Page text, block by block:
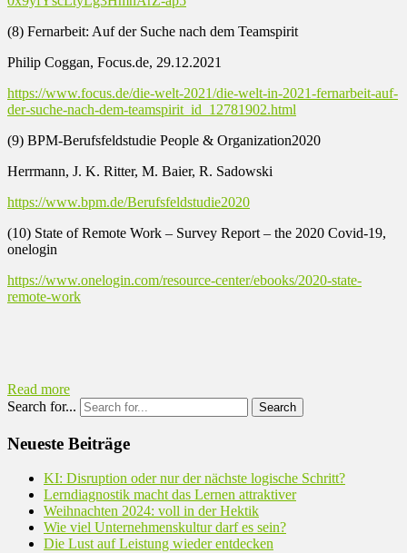
(8) Fernarbeit: Auf der Suche nach dem Teamspirit
Philip Coggan, Focus.de, 29.12.2021
https://www.focus.de/die-welt-2021/die-welt-in-2021-fernarbeit-auf-
der-suche-nach-dem-teamspirit_id_12781902.html
(9) BPM-Berufsfeldstudie People & Organization2020
Herrmann, J. K. Ritter, M. Baier, R. Sadowski
https://www.bpm.de/Berufsfeldstudie2020
(10) State of Remote Work – Survey Report – the 2020 Covid-19,
onelogin
https://www.onelogin.com/resource-center/ebooks/2020-state-
remote-work
Read more
Search for...
Neueste Beiträge
KI: Disruption oder nur der nächste logische Schritt?
Lerndiagnostik macht das Lernen attraktiver
Weihnachten 2024: voll in der Hektik
Wie viel Unternehmenskultur darf es sein?
Die Lust auf Leistung wieder entdecken